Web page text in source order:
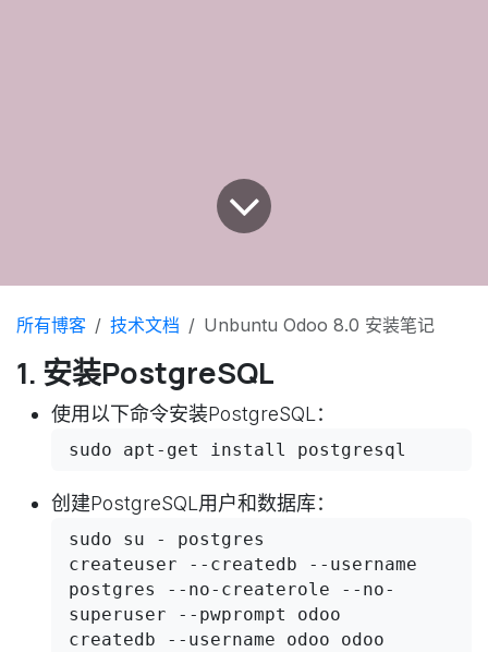
所有博客 技术文档 Unbuntu Odoo 8.0 安装笔记
1. 安装PostgreSQL
使用以下命令安装PostgreSQL：
sudo apt-get install postgresql
创建PostgreSQL用户和数据库：
sudo su - postgres
createuser --createdb --username
postgres --no-createrole --no-
superuser --pwprompt odoo
createdb --username odoo odoo